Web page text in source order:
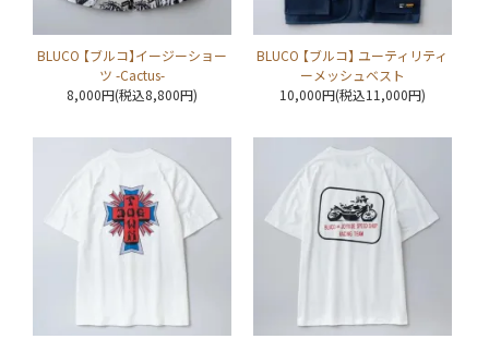
BLUCO 【ブルコ】イージーショー
ツ -Cactus-
8,000円(税込8,800円)
BLUCO 【ブルコ】 ユーティリティ
ーメッシュベスト
10,000円(税込11,000円)